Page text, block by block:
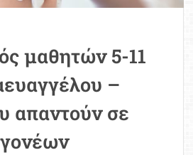
μαθητών 5-11
–
απαντούν σε